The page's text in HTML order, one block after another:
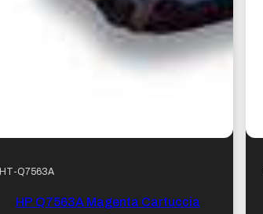
HT-Q7563A
HP Q7563A Magenta Cartuccia